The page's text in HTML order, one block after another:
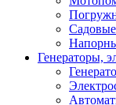
Генераторы,